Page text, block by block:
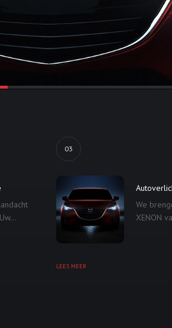
03
We
XENON
LEES MEER